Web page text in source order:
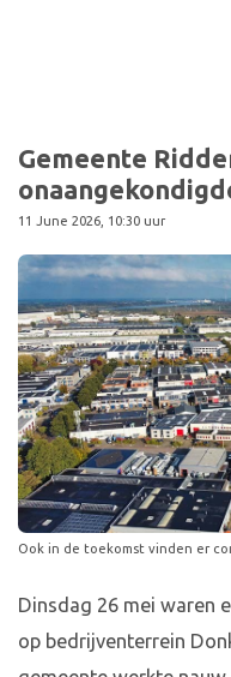
Gemeente
11 June 2026, 10:30 uur
Ook in de toekomst vinden er
Dinsdag 26 mei waren
op bedrijventerrein